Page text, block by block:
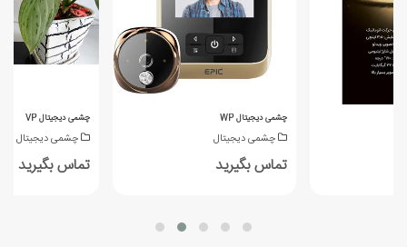
چشمی دیجیتال VP
چشمی دیجیتال
تماس بگیرید
چشمی دیجیتال WP
چشمی دیجیتال
تماس بگیرید